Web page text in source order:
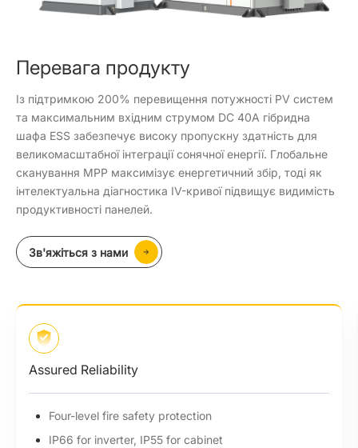
Перевага продукту
Із підтримкою 200% перевищення потужності PV систем
та максимальним вхідним струмом DC 40A гібридна
шафа ESS забезпечує високу пропускну здатність для
великомасштабної інтеграції сонячної енергії. Глобальне
сканування MPP максимізує енергетичний збір, тоді як
інтелектуальна діагностика IV-кривої підвищує видимість
продуктивності панелей.
Зв'яжіться з нами
High Performance
Max. 200% PV oversizing input
Global MPP scan for optimal energy harvest